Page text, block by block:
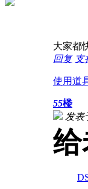
大家都快
回复 支
使用道
55楼
发表